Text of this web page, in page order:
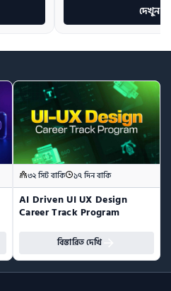
দেখুন
৩২ সিট বাকি ১৭ দিন বাকি
AI Driven UI UX Design
Career Track Program
বিস্তারিত দেখি